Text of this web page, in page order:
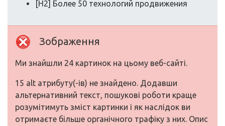
[H2] Более 50 технологий продвижения
Зображення
Ми знайшли 24 картинок на цьому веб-сайті.
15 alt атрибуту(-ів) не знайдено. Додавши
альтернативний текст, пошукові роботи краще
розумітимуть зміст картинки і як наслідок ви
отримаєте більше органічного трафіку з них. Опис